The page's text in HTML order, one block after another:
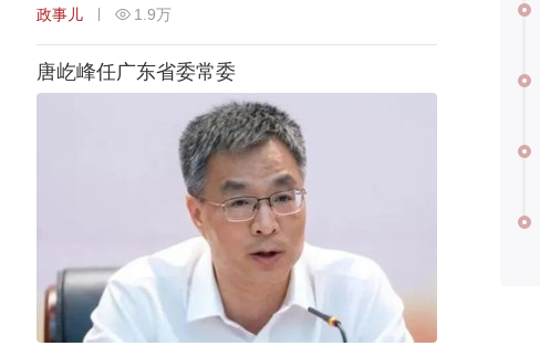
政事儿 1.9万
唐屹峰任广东省委常委